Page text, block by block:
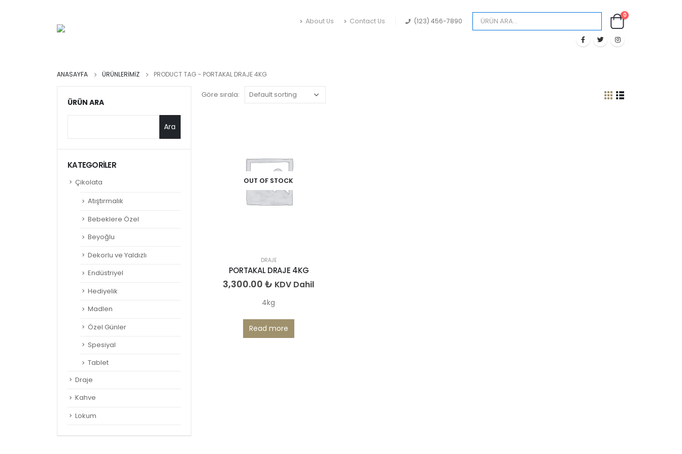
About Us Contact Us (123) 456-7890
0
ANASAYFA ÜRÜNLERIMIZ PRODUCT TAG - PORTAKAL DRAJE 4KG
Göre sırala:
OUT OF STOCK
DRAJE
PORTAKAL DRAJE 4KG
3,300.00₺ KDV Dahil
4kg
Read more
ÜRÜN ARA
Ara
KATEGORILER
Çikolata
Atıştırmalık
Bebeklere Özel
Beyoğlu
Dekorlu ve Yaldızlı
Endüstriyel
Hediyelik
Madlen
Özel Günler
Spesiyal
Tablet
Draje
Kahve
Lokum